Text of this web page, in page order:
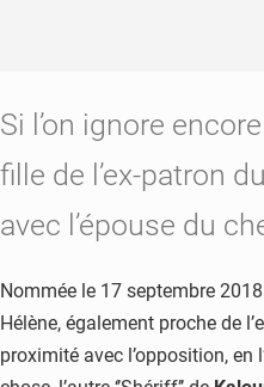
Si l’on ignore
fille de l’ex-patron
avec l’épouse du
Nommée le 17 septembre
Hélène, également proche de
proximité avec l’opposition, en